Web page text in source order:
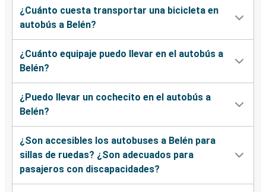
¿Cuánto cuesta transportar una bicicleta en
autobús a Belén?
¿Cuánto equipaje puedo llevar en el autobús a
Belén?
¿Puedo llevar un cochecito en el autobús a
Belén?
¿Son accesibles los autobuses a Belén para
sillas de ruedas? ¿Son adecuados para
pasajeros con discapacidades?